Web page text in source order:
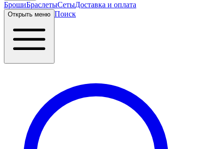
БрошиБраслетыСетыДоставка и оплата
Открыть меню Поиск